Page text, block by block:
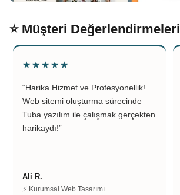
⭐ Müşteri Değerlendirmeleri
★★★★★
“Harika Hizmet ve Profesyonellik!
Web sitemi oluşturma sürecinde
Tuba yazılım ile çalışmak gerçekten
harikaydı!”
Ali R.
⚡ Kurumsal Web Tasarımı